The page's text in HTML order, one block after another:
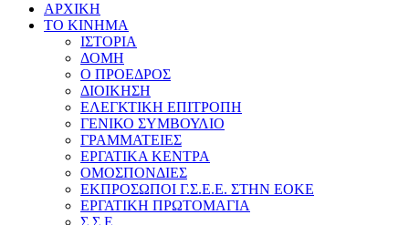
ΑΡΧΙΚΗ
ΤΟ ΚΙΝΗΜΑ
ΙΣΤΟΡΙΑ
ΔΟΜΗ
Ο ΠΡΟΕΔΡΟΣ
ΔΙΟΙΚΗΣΗ
ΕΛΕΓΚΤΙΚΗ ΕΠΙΤΡΟΠΗ
ΓΕΝΙΚΟ ΣΥΜΒΟΥΛΙΟ
ΓΡΑΜΜΑΤΕΙΕΣ
ΕΡΓΑΤΙΚΑ ΚΕΝΤΡΑ
ΟΜΟΣΠΟΝΔΙΕΣ
ΕΚΠΡΟΣΩΠΟΙ Γ.Σ.Ε.Ε. ΣΤΗΝ ΕΟΚΕ
ΕΡΓΑΤΙΚΗ ΠΡΩΤΟΜΑΓΙΑ